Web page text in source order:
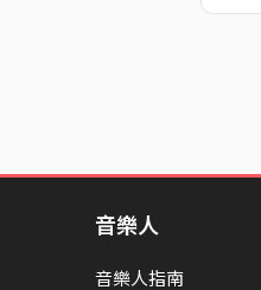
音樂人
音樂人指南